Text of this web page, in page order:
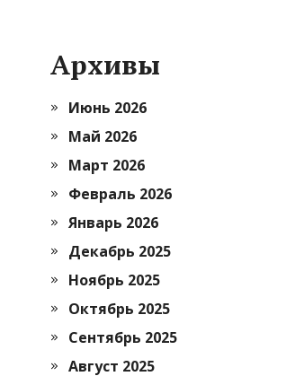
Архивы
Июнь 2026
Май 2026
Март 2026
Февраль 2026
Январь 2026
Декабрь 2025
Ноябрь 2025
Октябрь 2025
Сентябрь 2025
Август 2025